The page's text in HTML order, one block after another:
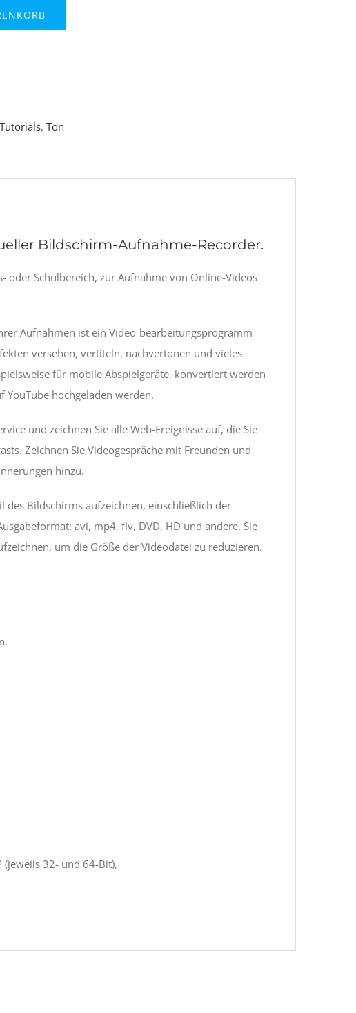
Tutorials, Ton
Bildschirm-Aufnahme-Recorder.
oder Schulbereich, zur Aufnahme von Online-Videos
Aufnahmen ist ein Video-bearbeitungsprogramm
versehen, vertiteln, nachvertonen und vieles
für mobile Abspielgeräte, konvertiert werden
YouTube hochgeladen werden.
und zeichnen Sie alle Web-Ereignisse auf, die Sie
Zeichnen Sie Videogespräche mit Freunden und
hinzu.
des Bildschirms aufzeichnen, einschließlich der
avi, mp4, flv, DVD, HD und andere. Sie
um die Größe der Videodatei zu reduzieren.
(jeweils 32- und 64-Bit),